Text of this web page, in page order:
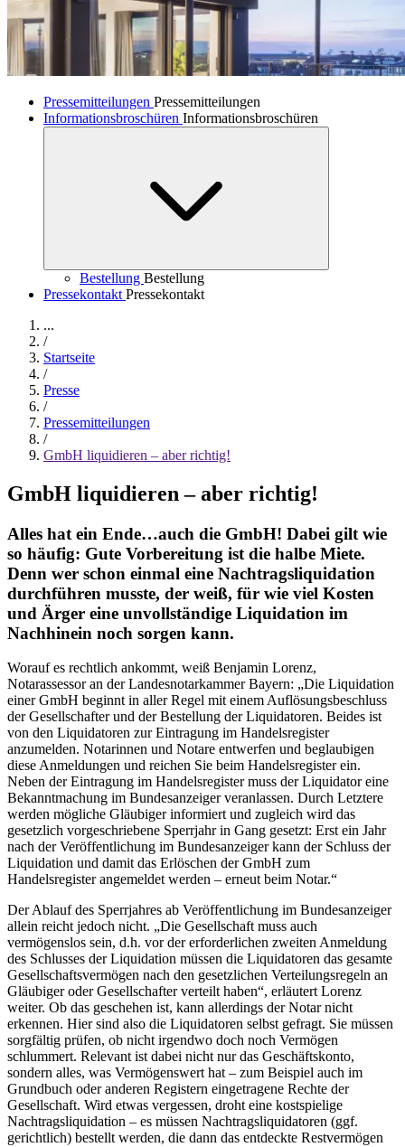
Pressemitteilungen Pressemitteilungen
Informationsbroschüren Informationsbroschüren
Bestellung Bestellung
Pressekontakt Pressekontakt
...
/
Startseite
/
Presse
/
Pressemitteilungen
/
GmbH liquidieren – aber richtig!
GmbH liquidieren – aber richtig!
Alles hat ein Ende…auch die GmbH! Dabei gilt wie
so häufig: Gute Vorbereitung ist die halbe Miete.
Denn wer schon einmal eine Nachtragsliquidation
durchführen musste, der weiß, für wie viel Kosten
und Ärger eine unvollständige Liquidation im
Nachhinein noch sorgen kann.
Worauf es rechtlich ankommt, weiß Benjamin Lorenz,
Notarassessor an der Landesnotarkammer Bayern: „Die Liquidation
einer GmbH beginnt in aller Regel mit einem Auflösungsbeschluss
der Gesellschafter und der Bestellung der Liquidatoren. Beides ist
von den Liquidatoren zur Eintragung im Handelsregister
anzumelden. Notarinnen und Notare entwerfen und beglaubigen
diese Anmeldungen und reichen Sie beim Handelsregister ein.
Neben der Eintragung im Handelsregister muss der Liquidator eine
Bekanntmachung im Bundesanzeiger veranlassen. Durch Letztere
werden mögliche Gläubiger informiert und zugleich wird das
gesetzlich vorgeschriebene Sperrjahr in Gang gesetzt: Erst ein Jahr
nach der Veröffentlichung im Bundesanzeiger kann der Schluss der
Liquidation und damit das Erlöschen der GmbH zum
Handelsregister angemeldet werden – erneut beim Notar.“
Der Ablauf des Sperrjahres ab Veröffentlichung im Bundesanzeiger
allein reicht jedoch nicht. „Die Gesellschaft muss auch
vermögenslos sein, d.h. vor der erforderlichen zweiten Anmeldung
des Schlusses der Liquidation müssen die Liquidatoren das gesamte
Gesellschaftsvermögen nach den gesetzlichen Verteilungsregeln an
Gläubiger oder Gesellschafter verteilt haben“, erläutert Lorenz
weiter. Ob das geschehen ist, kann allerdings der Notar nicht
erkennen. Hier sind also die Liquidatoren selbst gefragt. Sie müssen
sorgfältig prüfen, ob nicht irgendwo doch noch Vermögen
schlummert. Relevant ist dabei nicht nur das Geschäftskonto,
sondern alles, was Vermögenswert hat – zum Beispiel auch im
Grundbuch oder anderen Registern eingetragene Rechte der
Gesellschaft. Wird etwas vergessen, droht eine kostspielige
Nachtragsliquidation – es müssen Nachtragsliquidatoren (ggf.
gerichtlich) bestellt werden, die dann das entdeckte Restvermögen